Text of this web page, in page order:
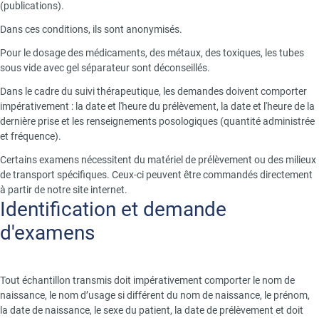
(publications).
Dans ces conditions, ils sont anonymisés.
Pour le dosage des médicaments, des métaux, des toxiques, les tubes
sous vide avec gel séparateur sont déconseillés.
Dans le cadre du suivi thérapeutique, les demandes doivent comporter
impérativement : la date et l'heure du prélèvement, la date et l'heure de la
dernière prise et les renseignements posologiques (quantité administrée
et fréquence).
Certains examens nécessitent du matériel de prélèvement ou des milieux
de transport spécifiques. Ceux-ci peuvent être commandés directement
à partir de notre site internet.
Title
Identification et demande
d'examens
Text
Tout échantillon transmis doit impérativement comporter le nom de
naissance, le nom d’usage si différent du nom de naissance, le prénom,
la date de naissance, le sexe du patient, la date de prélèvement et doit